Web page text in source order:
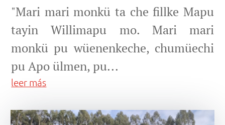
"Mari mari monkü ta che fillke Mapu
tayin Willimapu mo. Mari mari
monkü pu wüenenkeche, chumüechi
pu Apo ülmen, pu...
leer más